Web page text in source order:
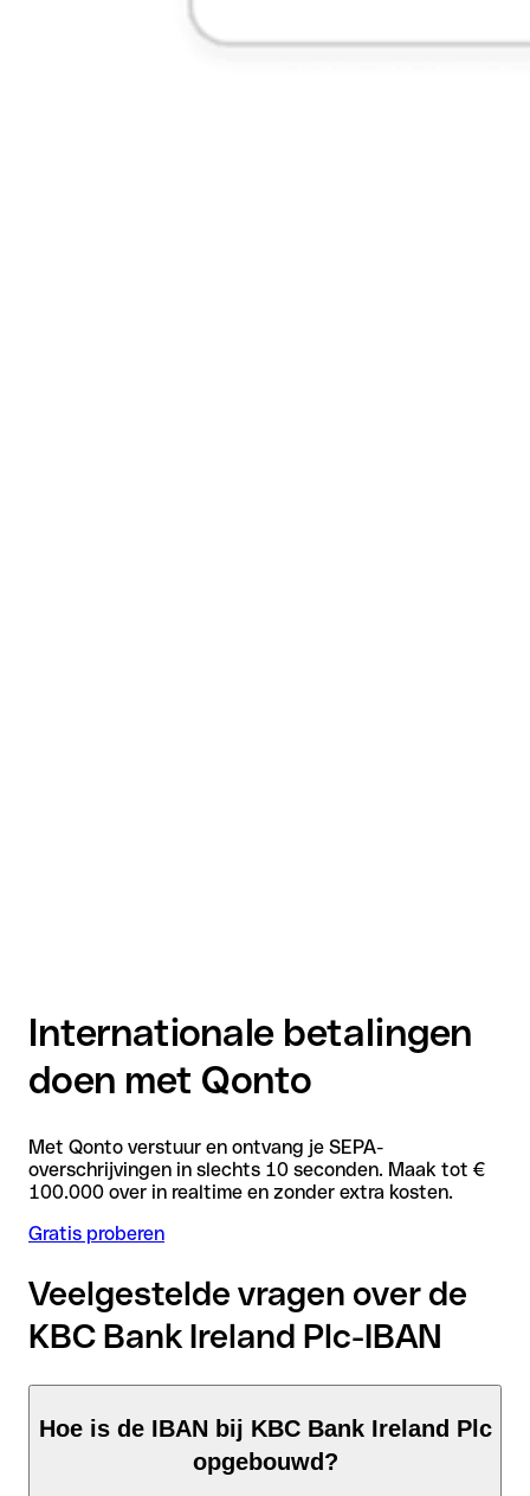
Internationale betalingen
doen met Qonto
Met Qonto verstuur en ontvang je SEPA-
overschrijvingen in slechts 10 seconden. Maak tot €
100.000 over in realtime en zonder extra kosten.
Gratis proberen
Veelgestelde vragen over de
KBC Bank Ireland Plc-IBAN
Hoe is de IBAN bij KBC Bank Ireland Plc
opgebouwd?